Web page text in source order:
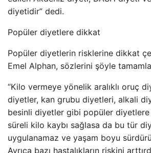
diyetidir” dedi.
Popüler diyetlere dikkat
Popüler diyetlerin risklerine dikkat
Emel Alphan, sözlerini şöyle
“Kilo vermeye yönelik aralıklı oruç
diyetler, kan grubu diyetleri, alkali
besinli diyetler gibi popüler diyetlere
süreli kilo kaybı sağlasa da bu tür
uygulanamaz ve yaşam boyu
Ayrıca bazı hastalıkların riskini